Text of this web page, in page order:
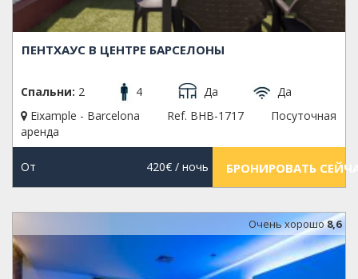
ПЕНТХАУС В ЦЕНТРЕ БАРСЕЛОНЫ
Спальни: 2 4 Да
Да
Eixample - Barcelona
Ref. BHB-1717
Посуточная
аренда
От 420€/ ночь БРОНИРОВАТЬ
Oчень хорошо8,6